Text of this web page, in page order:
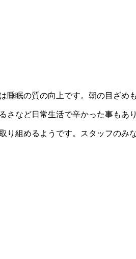
眠の質の向上です。朝の目ざめ
など日常生活で辛かった事もあ
組めるようです。スタッフの